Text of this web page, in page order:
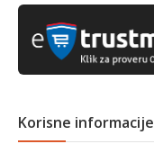
Korisne informacije